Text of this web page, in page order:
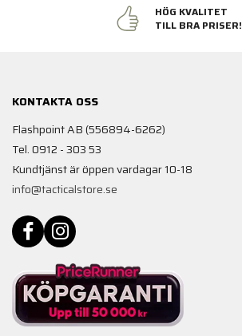
HÖG KVALITET
TILL BRA PRISER!
KONTAKTA OSS
Flashpoint AB (556894-6262)
Tel. 0912 - 303 53
Kundtjänst är öppen vardagar 10-18
info@tacticalstore.se